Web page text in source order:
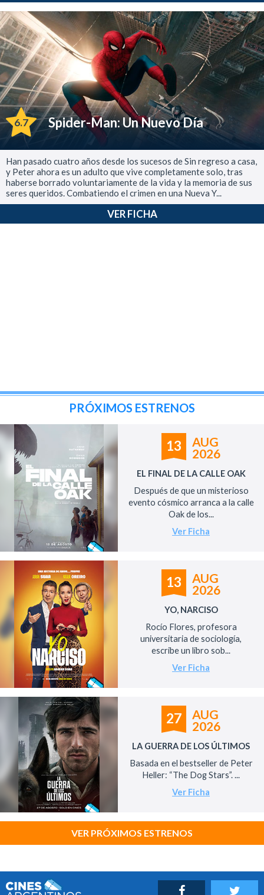
6.7 Spider-Man: Un Nuevo Día
Han pasado cuatro años desde los sucesos de Sin regreso a casa,
y Peter ahora es un adulto que vive completamente solo, tras
haberse borrado voluntariamente de la vida y la memoria de sus
seres queridos. Combatiendo el crimen en una Nueva Y...
VER FICHA
PRÓXIMOS ESTRENOS
13
AUG
2026
EL FINAL DE LA CALLE OAK
Después de que un misterioso
evento cósmico arranca a la calle
Oak de los...
Ver Ficha
13
AUG
2026
YO, NARCISO
Rocío Flores, profesora
universitaria de sociología,
escribe un libro sob...
Ver Ficha
27
AUG
2026
LA GUERRA DE LOS ÚLTIMOS
Basada en el bestseller de Peter
Heller: “The Dog Stars”. ...
Ver Ficha
VER PRÓXIMOS ESTRENOS